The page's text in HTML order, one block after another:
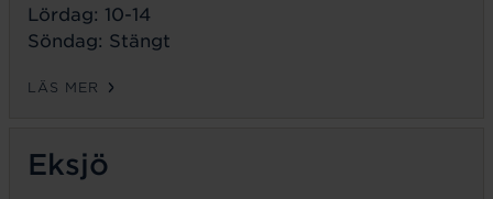
Lördag: 10-14
Söndag: Stängt
LÄS MER
Eksjö